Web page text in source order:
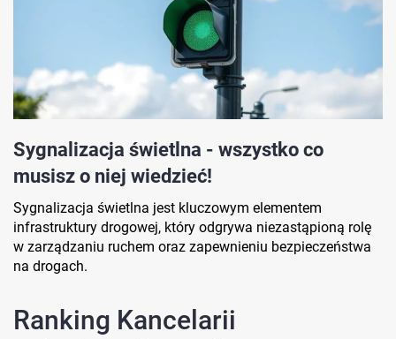
Sygnalizacja świetlna - wszystko co
musisz o niej wiedzieć!
Sygnalizacja świetlna jest kluczowym elementem
infrastruktury drogowej, który odgrywa niezastąpioną rolę
w zarządzaniu ruchem oraz zapewnieniu bezpieczeństwa
na drogach.
Ranking Kancelarii